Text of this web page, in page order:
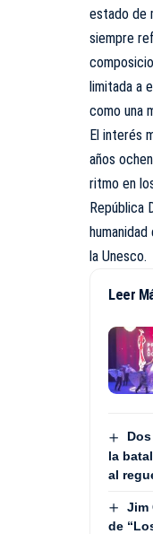
estado de
siempre
limitada a
como una
El interés
años
ritmo en
República
la Unesco.
Leer
la
al
Jim
de